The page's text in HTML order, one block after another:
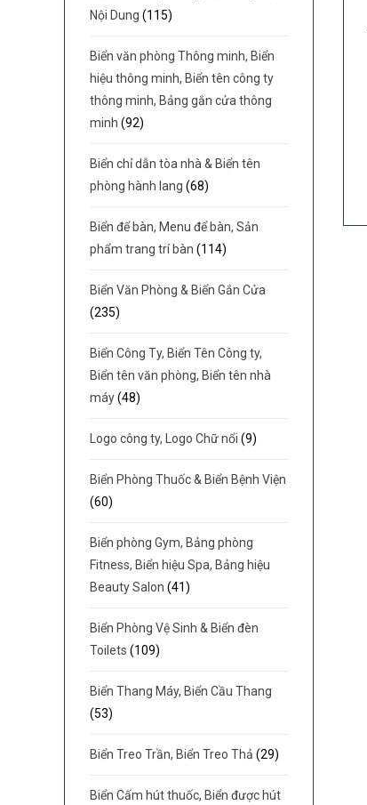
Nội Dung (115)
Biển văn phòng Thông minh, Biển
hiệu thông minh, Biển tên công ty
thông minh, Bảng gắn cửa thông
minh (92)
Biển chỉ dẫn tòa nhà & Biển tên
phòng hành lang (68)
Biển để bàn, Menu để bàn, Sản
phẩm trang trí bàn (114)
Biển Văn Phòng & Biển Gắn Cửa
(235)
Biển Công Ty, Biển Tên Công ty,
Biển tên văn phòng, Biển tên nhà
máy(48)
Logo công ty, Logo Chữ nổi (9)
Biển Phòng Thuốc & Biển Bệnh Viện
(60)
Biển phòng Gym, Bảng phòng
Fitness, Biển hiệu Spa, Bảng hiệu
Beauty Salon (41)
Biển Phòng Vệ Sinh & Biển đèn
Toilets (109)
Biển Thang Máy, Biển Cầu Thang
(53)
Biển Treo Trần, Biển Treo Thả (29)
Biển Cấm hút thuốc, Biển được hút